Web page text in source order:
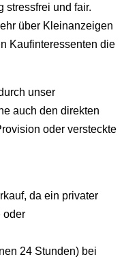
stressfrei und fair.
über Kleinanzeigen
Kaufinteressenten die
unser
auch den direkten
oder versteckte
da ein privater
oder
24 Stunden) bei